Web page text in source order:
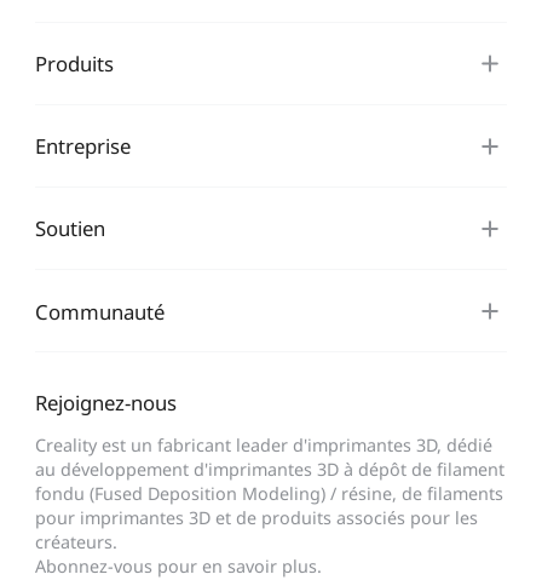
Produits
Entreprise
Soutien
Communauté
Rejoignez-nous
Creality est un fabricant leader d'imprimantes 3D, dédié
au développement d'imprimantes 3D à dépôt de filament
fondu (Fused Deposition Modeling) / résine, de filaments
pour imprimantes 3D et de produits associés pour les
créateurs.
Abonnez-vous pour en savoir plus.